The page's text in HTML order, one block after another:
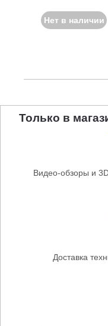
Нет в наличии
Только в
Видео-обзоры и
Доставка